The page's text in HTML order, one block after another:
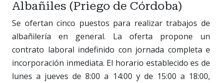
Albañiles (Priego de Córdoba)
Se ofertan cinco puestos para realizar trabajos de
albañilería en general. La oferta propone un
contrato laboral indefinido con jornada completa e
incorporación inmediata. El horario establecido es de
lunes a jueves de 8:00 a 14:00 y de 15:00 a 18:00,